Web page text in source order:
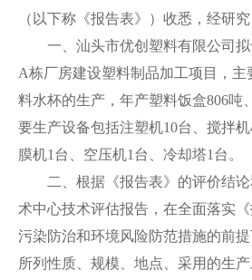
（以下称《报告表》）收悉，经研究
一、汕头市优创塑料有限公司拟
A栋厂房建设塑料制品加工项目，主
料水杯的生产，年产塑料饭盒806吨
要生产设备包括注塑机10台、搅拌
膜机1台、空压机1台、冷却塔1台。
二、根据《报告表》的评价结论
术中心技术评估报告，在全面落实
污染防治和环境风险防范措施的前提
所列性质、规模、地点、采用的生